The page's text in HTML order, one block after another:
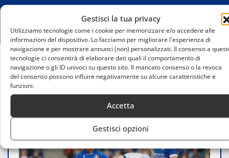
Gestisci la tua privacy
Utilizziamo tecnologie come i cookie per memorizzare e/o accedere alle
informazioni del dispositivo. Lo facciamo per migliorare l'esperienza di
navigazione e per mostrare annunci (non) personalizzati. Il consenso a
tecnologie ci consentirà di elaborare dati quali il comportamento di
navigazione o gli ID univoci su questo sito. Il mancato consenso o la revoca
del consenso possono influire negativamente su alcune caratteristiche e
funzioni.
Accetta
Gestisci opzioni
Home
Luca Morisi lascia il rugby giocato, Milano saluta
uno dei suoi grandi talenti azzurri